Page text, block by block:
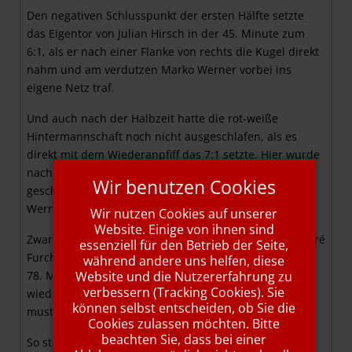
Den negativen Schlusspunkt der ersten Hälfte setzte
das Eigentor von Julian Hirsch in der 45. Minute zum
6:1, als er nach einer Flanke von rechts die Kugel direkt
nahm und am verdutzen Marko Werner vorbei ins
eigene Netz traf.
Und auch nach der Halbzeit hatte die rot-weiße
Hintermannschaft noch nicht ausgeschlafen, als es
direkt mit dem Wiederanpfiff das 7:1 setzte. Hier wurde
nach dem Anstoß direkt ein langer Ball auf Links
geschlagen und Dennis Funk stand frei vor Marko
Werner und traf ins rechte Eck.
Zwar kam man durch Paul Jaklin nach Vorlage von André
Furchner in der 58. Minute noch zum 7:2, aber in der
78. Minute konnte Manuel Düchs den alten Abstand
wieder herstellen, als er über die rechte Seite einen
mustergültigen Querpass serviert bekam.
So steht am Ende eine völlig verdiente Klatsche zu
Wir benutzen Cookies
Wir nutzen Cookies auf unserer
Website. Einige von ihnen sind
essenziell für den Betrieb der Seite,
während andere uns helfen, diese
Website und die Nutzererfahrung zu
verbessern (Tracking Cookies). Sie
können selbst entscheiden, ob Sie die
Cookies zulassen möchten. Bitte
beachten Sie, dass bei einer